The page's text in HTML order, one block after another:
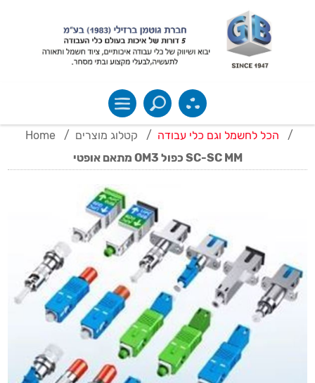
Home / קטלוג מוצרים / הכל לחשמל וגם כלי עבודה
/
מתאם אופטי OM3 כפול SC-SC MM